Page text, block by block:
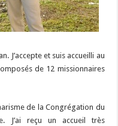
J’accepte et suis accueilli au
de 12 missionnaires
de la Congrégation du
J’ai reçu un accueil très